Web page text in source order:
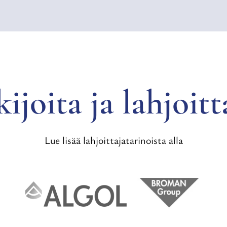
ja
Lue lisää lahjoittajatarinoista alla